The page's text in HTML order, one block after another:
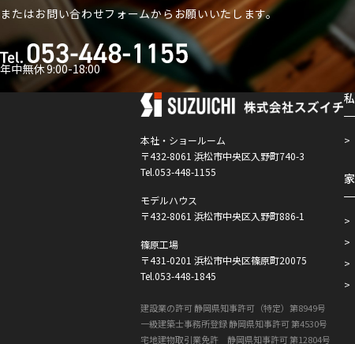
またはお問い合わせフォームからお願いいたします。
年中無休 9:00-18:00
本社・ショールーム
〒432-8061 浜松市中央区入野町740-3
Tel.053-448-1155
モデルハウス
〒432-8061 浜松市中央区入野町886-1
篠原工場
〒431-0201 浜松市中央区篠原町20075
Tel.053-448-1845
建設業の許可 静岡県知事許可（特定）第8949号
一級建築士事務所登録 静岡県知事許可 第4530号
宅地建物取引業免許 静岡県知事許可 第12804号